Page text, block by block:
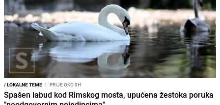
/LOKALNE TEME I PRIJE OKO 9H
Spašen labud kod Rimskog mosta, upućena žestoka poruka